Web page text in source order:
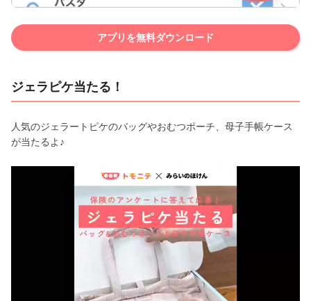
アプリを無料ダウンロード
ジェラピケ当たる！
人気のジェラートピケのバッグやおむつポーチ、母子手帳ケース
が当たるよ♪